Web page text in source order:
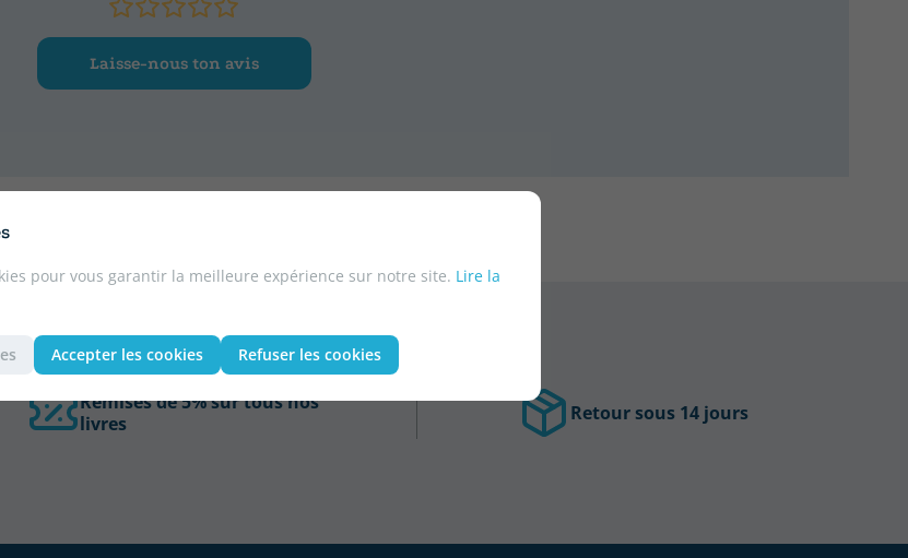
pour vous garantir la meilleure expérience sur notre site. Lire la
Accepter les cookies Refuser les cookies
Laisse-nous ton avis
Remises de 5% sur tous nos
livres
Retour sous 14 jours